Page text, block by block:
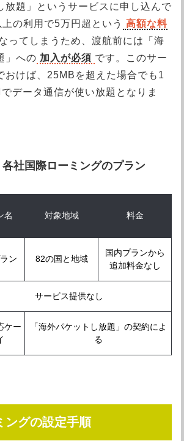
放題」というサービスに申し込んで
の利用で5万円超という 高額な料
ってしまうため、渡航前には「海
」への 加入が必須 です。このサー
おけば、25MBを超えた場合でも1
データ通信が使い放題となりま
各社国際ローミングのプラン
名 対象地域 料金
ン 82の国と地域
国内プランから
追加料金なし
サービス提供なし
ケー
「海外パケットし放題」の契約によ
る
ングの設定手順